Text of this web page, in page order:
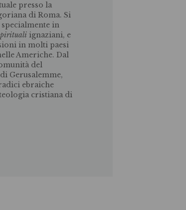
presso la
di Roma. Si
specialmente in
ignaziani, e
in molti paesi
Americhe. Dal
del
Gerusalemme,
ebraiche
cristiana di